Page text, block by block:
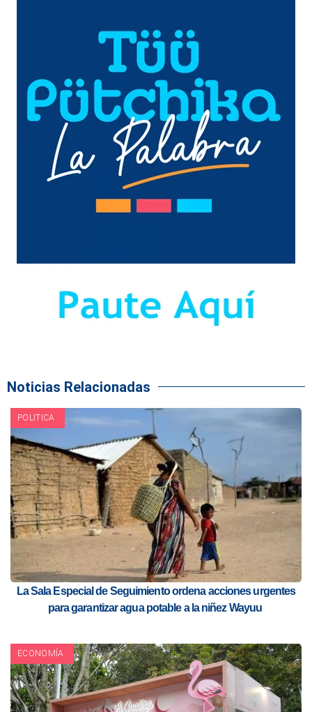
Noticias Relacionadas
POLITICA
La Sala Especial de Seguimiento ordena acciones urgentes
para garantizar agua potable a la niñez Wayuu
ECONOMÍA